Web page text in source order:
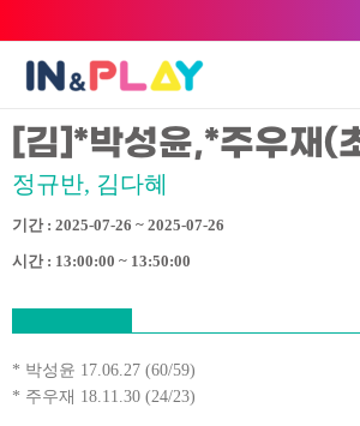
건너뛰기
[김]*박성윤,*주우재(
정규반, 김다혜
기간 : 2025-07-26 ~ 2025-07-26
시간 : 13:00:00 ~ 13:50:00
* 박성윤 17.06.27 (60/59)
* 주우재 18.11.30 (24/23)